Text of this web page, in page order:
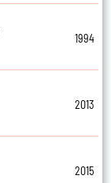
1994
2013
2015